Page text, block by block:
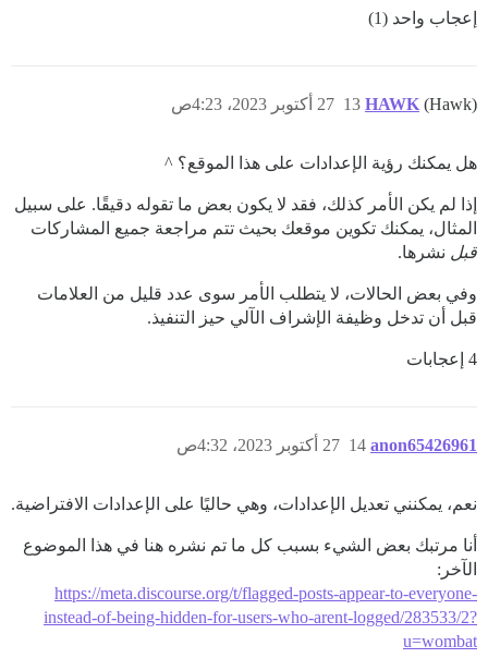
إعجاب واحد (1)
HAWK (Hawk) 27 أكتوبر 2023، 4:23ص 13
هل يمكنك رؤية الإعدادات على هذا الموقع؟ ^
إذا لم يكن الأمر كذلك، فقد لا يكون بعض ما تقوله دقيقًا. على سبيل
المثال، يمكنك تكوين موقعك بحيث تتم مراجعة جميع المشاركات
قبل نشرها.
وفي بعض الحالات، لا يتطلب الأمر سوى عدد قليل من العلامات
قبل أن تدخل وظيفة الإشراف الآلي حيز التنفيذ.
4 إعجابات
anon65426961 27 أكتوبر 2023، 4:32ص 14
نعم، يمكنني تعديل الإعدادات، وهي حاليًا على الإعدادات الافتراضية.
أنا مرتبك بعض الشيء بسبب كل ما تم نشره هنا في هذا الموضوع
الآخر:
https://meta.discourse.org/t/flagged-posts-appear-to-everyone-
instead-of-being-hidden-for-users-who-arent-logged/283533/2?
u=wombat